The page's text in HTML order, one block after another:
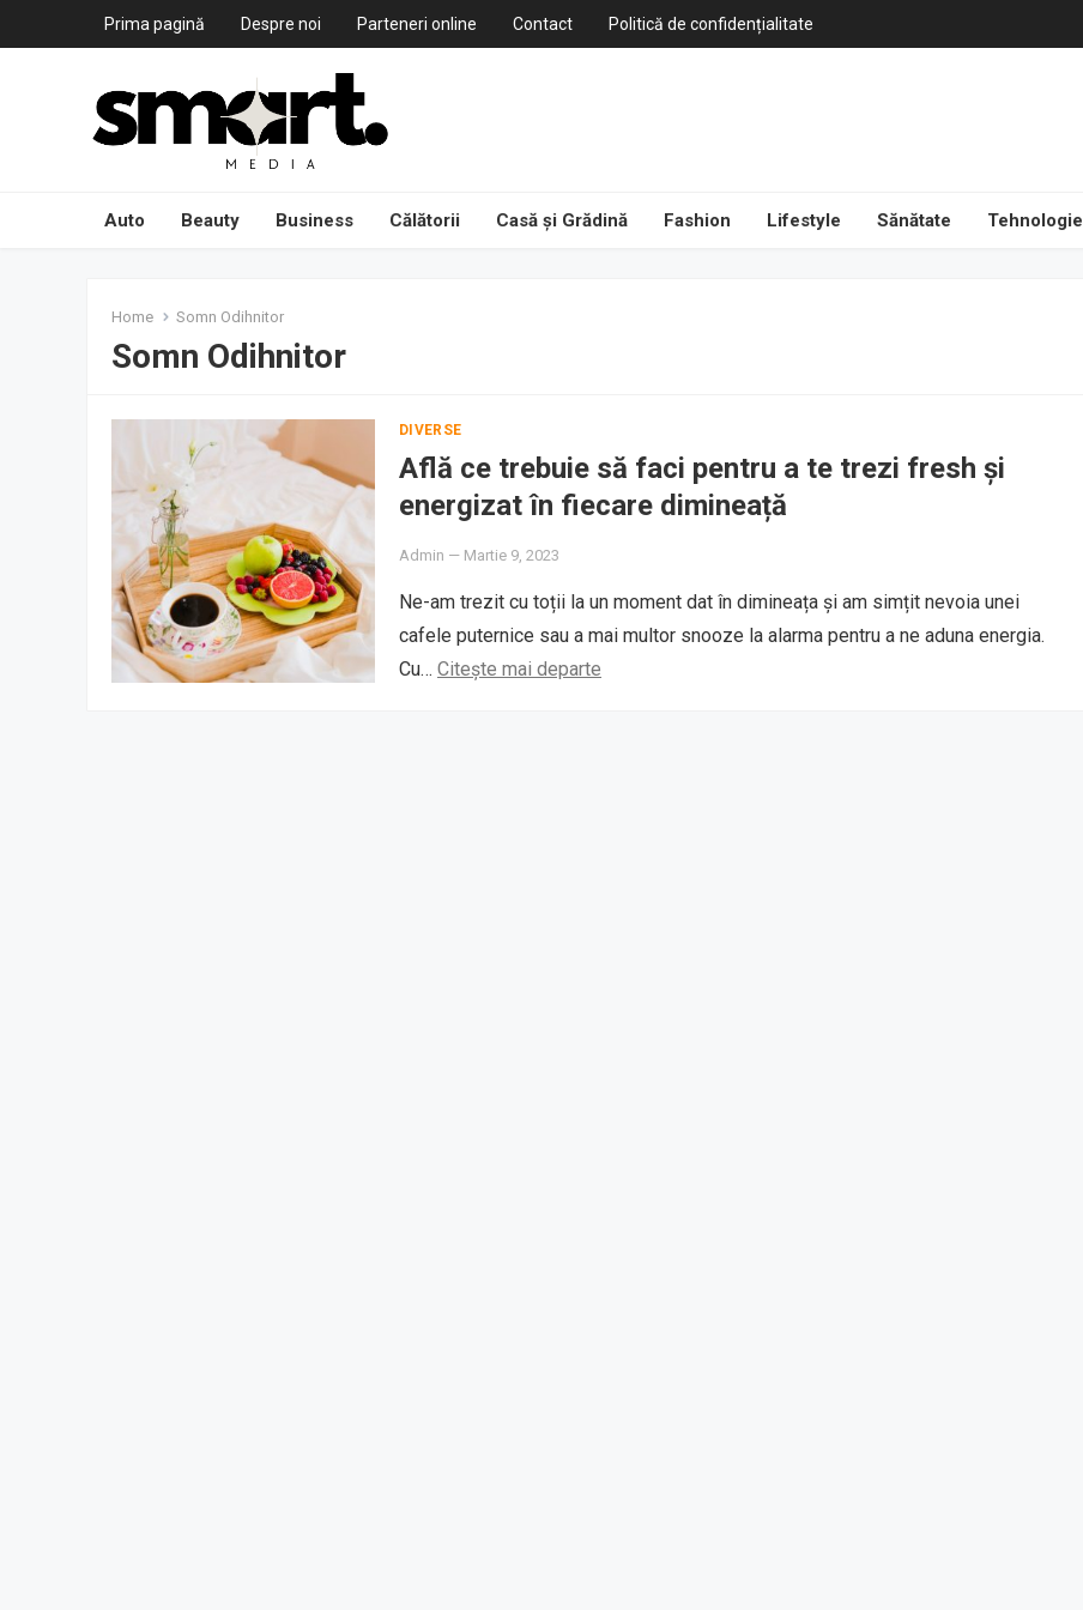
Prima pagină Despre noi Parteneri online Contact Politică de confidențialitate
Auto Beauty Business Călătorii Casă și Grădină Fashion Lifestyle Sănătate Tehnologie
Home Somn Odihnitor
Somn Odihnitor
DIVERSE
Află ce trebuie să faci pentru a te trezi fresh și
energizat în fiecare dimineață
Admin — Martie 9, 2023
Ne-am trezit cu toții la un moment dat în dimineața și am simțit nevoia unei
cafele puternice sau a mai multor snooze la alarma pentru a ne aduna energia.
Cu… Citește mai departe